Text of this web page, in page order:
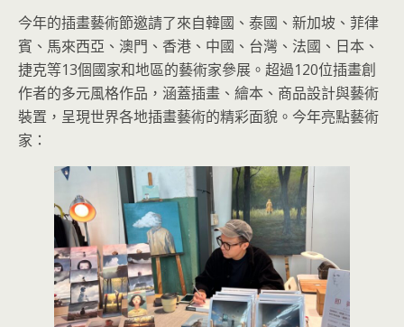
今年的插畫藝術節邀請了來自韓國、泰國、新加坡、菲律
賓、馬來西亞、澳門、香港、中國、台灣、法國、日本、
捷克等13個國家和地區的藝術家參展。超過120位插畫創
作者的多元風格作品，涵蓋插畫、繪本、商品設計與藝術
裝置，呈現世界各地插畫藝術的精彩面貌。今年亮點藝術
家：